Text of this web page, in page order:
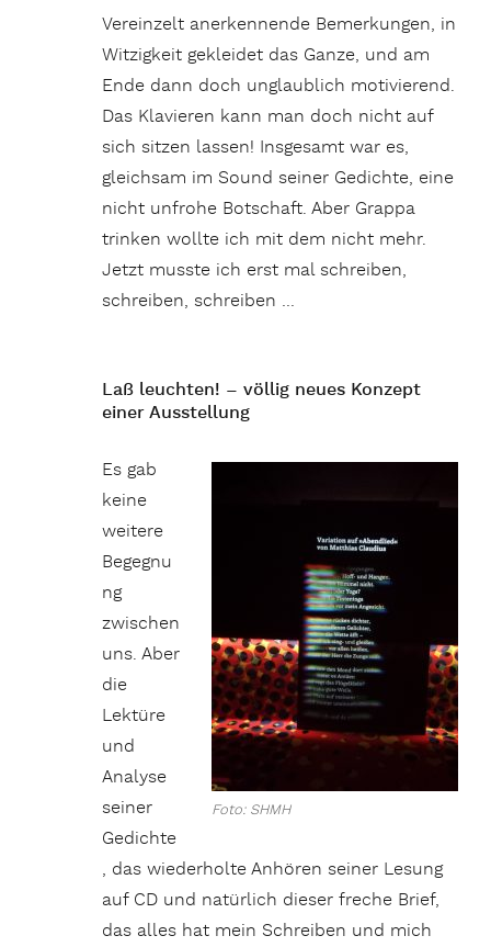
Vereinzelt anerkennende Bemerkungen, in
Witzigkeit gekleidet das Ganze, und am
Ende dann doch unglaublich motivierend.
Das Klavieren kann man doch nicht auf
sich sitzen lassen! Insgesamt war es,
gleichsam im Sound seiner Gedichte, eine
nicht unfrohe Botschaft. Aber Grappa
trinken wollte ich mit dem nicht mehr.
Jetzt musste ich erst mal schreiben,
schreiben, schreiben …
Laß leuchten! – völlig neues Konzept
einer Ausstellung
Foto: SHMH
Es gab
keine
weitere
Begegnu
ng
zwischen
uns. Aber
die
Lektüre
und
Analyse
seiner
Gedichte
, das wiederholte Anhören seiner Lesung
auf CD und natürlich dieser freche Brief,
das alles hat mein Schreiben und mich